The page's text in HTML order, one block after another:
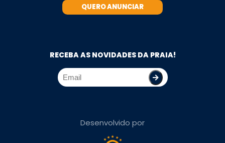
QUERO ANUNCIAR
RECEBA AS NOVIDADES DA PRAIA!
Desenvolvido por